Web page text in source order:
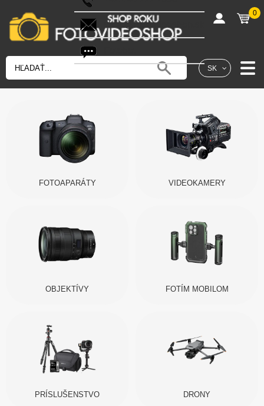
SK
shop@fotovideoshop.sk
0
FOTOAPARÁTY VIDEOKAMERY
OBJEKTÍVY FOTÍM MOBILOM
PRÍSLUŠENSTVO DRONY